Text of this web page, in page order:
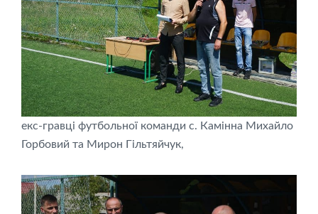
екс-гравці футбольної команди с. Камінна Михайло
Горбовий та Мирон Гільтяйчук,